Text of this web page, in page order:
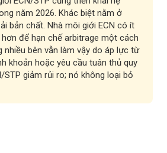
năm 2026. Khác biệt nằm ở
bản chất. Nhà môi giới ECN có ít
để hạn chế arbitrage một cách
bên vẫn làm vậy do áp lực từ
khoản hoặc yêu cầu tuân thủ quy
STP giảm rủi ro; nó không loại bỏ